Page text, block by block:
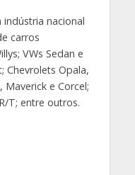
indústria nacional
carros
VWs Sedan e
Chevrolets Opala,
Maverick e Corcel;
T; entre outros.